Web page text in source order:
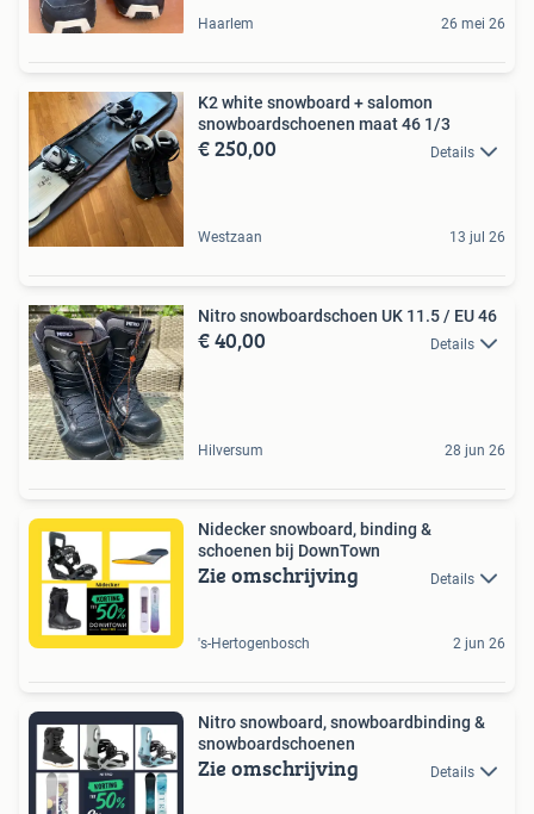
Haarlem 26 mei 26
K2 white snowboard + salomon
snowboardschoenen maat 46 1/3
€ 250,00 Details
Westzaan 13 jul 26
Nitro snowboardschoen UK 11.5 / EU 46
€ 40,00 Details
Hilversum 28 jun 26
Nidecker snowboard, binding &
schoenen bij DownTown
Zie omschrijving Details
's-Hertogenbosch 2 jun 26
Nitro snowboard, snowboardbinding &
snowboardschoenen
Zie omschrijving Details